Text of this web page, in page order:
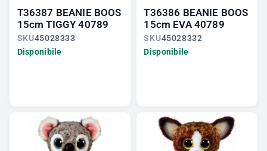
T36387 BEANIE BOOS
15cm TIGGY 40789
SKU45028333
Disponibile
T36386 BEANIE BOOS
15cm EVA 40789
SKU45028332
Disponibile